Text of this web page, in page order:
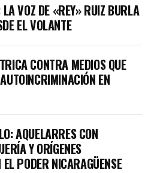
VOZ DE «REY» RUIZ BURLA
EL VOLANTE
CONTRA MEDIOS QUE
EN
AQUELARRES CON
Y ORÍGENES
PODER NICARAGÜENSE